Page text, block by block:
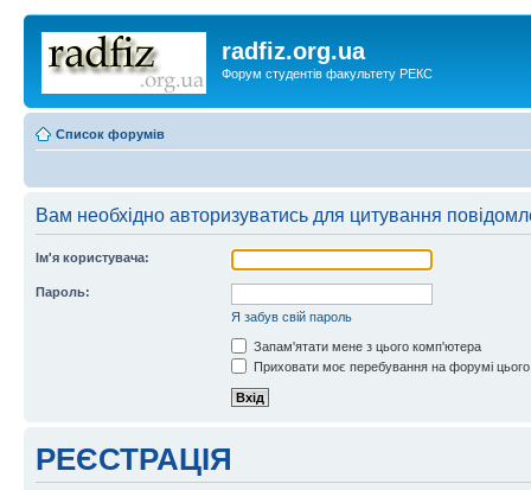
radfiz.org.ua
Форум студентів факультету РЕКС
Список форумів
Вам необхідно авторизуватись для цитування
Ім'я користувача:
Пароль:
Я забув свій пароль
Запам'ятати мене з цього комп'ютера
Приховати моє перебування на форумі
РЕЄСТРАЦІЯ